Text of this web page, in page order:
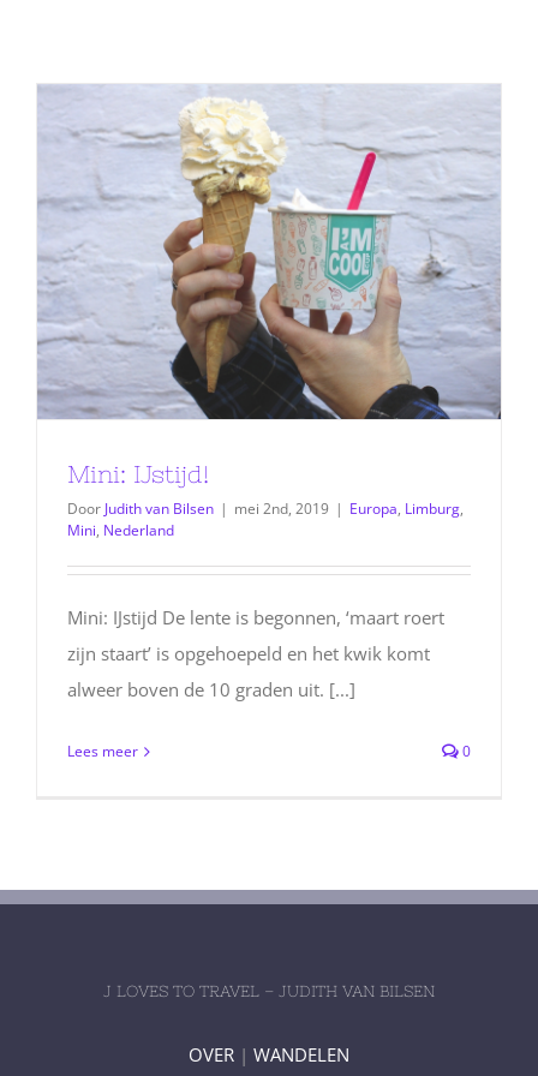
Mini: IJstijd!
Door Judith van Bilsen | mei 2nd, 2019 | Europa, Limburg,
Mini, Nederland
Mini: IJstijd De lente is begonnen, ‘maart roert
zijn staart’ is opgehoepeld en het kwik komt
alweer boven de 10 graden uit. [...]
Lees meer 0
J LOVES TO TRAVEL – JUDITH VAN BILSEN
OVER | WANDELEN